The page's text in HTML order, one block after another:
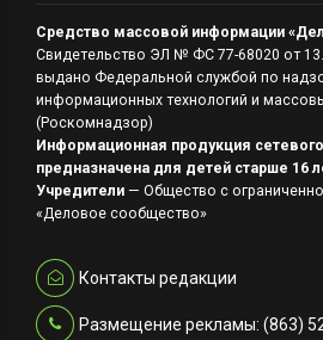
Средство массовой информации
Свидетельство ЭЛ № ФС 77-68020 от
выдано Федеральной службой по
информационных технологий и
(Роскомнадзор)
Информационная продукция
предназначена для детей старше 16
Учредители — Общество с
«Деловое сообщество»
Контакты редакции
Размещение рекламы: (863)